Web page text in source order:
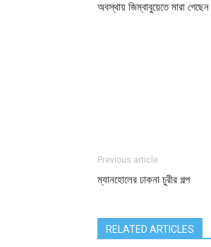
অবস্থায় জিম্বাবুয়েতে মারা
Previous article
ম্যানহোলের ঢাকনা চুরীর গল্প
RELATED ARTICLES